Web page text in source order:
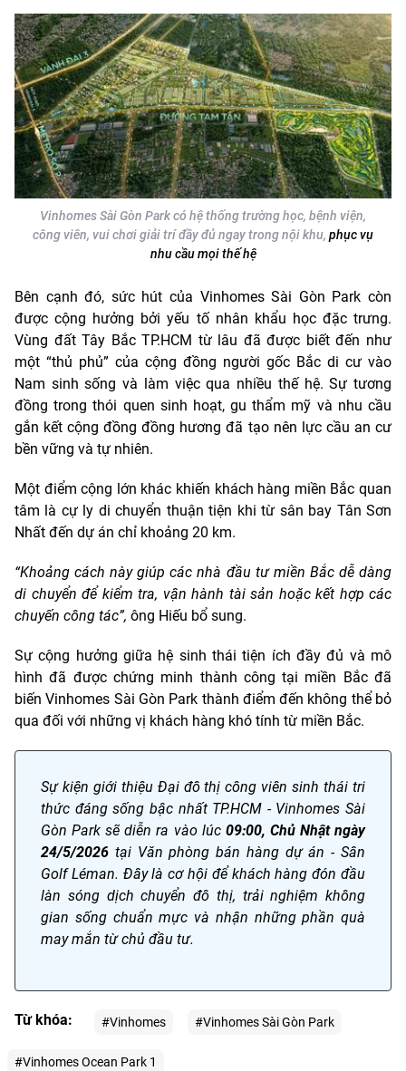
Vinhomes Sài Gòn Park có hệ thống trường học, bệnh viện,
công viên, vui chơi giải trí đầy đủ ngay trong nội khu, phục vụ
nhu cầu mọi thế hệ
Bên cạnh đó, sức hút của Vinhomes Sài Gòn Park còn
được cộng hưởng bởi yếu tố nhân khẩu học đặc trưng.
Vùng đất Tây Bắc TP.HCM từ lâu đã được biết đến như
một “thủ phủ” của cộng đồng người gốc Bắc di cư vào
Nam sinh sống và làm việc qua nhiều thế hệ. Sự tương
đồng trong thói quen sinh hoạt, gu thẩm mỹ và nhu cầu
gắn kết cộng đồng đồng hương đã tạo nên lực cầu an cư
bền vững và tự nhiên.
Một điểm cộng lớn khác khiến khách hàng miền Bắc quan
tâm là cự ly di chuyển thuận tiện khi từ sân bay Tân Sơn
Nhất đến dự án chỉ khoảng 20 km.
“Khoảng cách này giúp các nhà đầu tư miền Bắc dễ dàng
di chuyển để kiểm tra, vận hành tài sản hoặc kết hợp các
chuyến công tác”, ông Hiếu bổ sung.
Sự cộng hưởng giữa hệ sinh thái tiện ích đầy đủ và mô
hình đã được chứng minh thành công tại miền Bắc đã
biến Vinhomes Sài Gòn Park thành điểm đến không thể bỏ
qua đối với những vị khách hàng khó tính từ miền Bắc.
Sự kiện giới thiệu Đại đô thị công viên sinh thái tri
thức đáng sống bậc nhất TP.HCM - Vinhomes Sài
Gòn Park sẽ diễn ra vào lúc 09:00, Chủ Nhật ngày
24/5/2026 tại Văn phòng bán hàng dự án - Sân
Golf Léman. Đây là cơ hội để khách hàng đón đầu
làn sóng dịch chuyển đô thị, trải nghiệm không
gian sống chuẩn mực và nhận những phần quà
may mắn từ chủ đầu tư.
Từ khóa: #Vinhomes #Vinhomes Sài Gòn Park
#Vinhomes Ocean Park 1